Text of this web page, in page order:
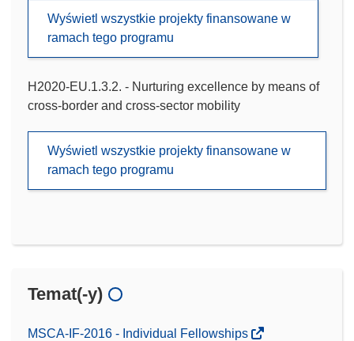
Wyświetl wszystkie projekty finansowane w
ramach tego programu
H2020-EU.1.3.2. - Nurturing excellence by means of
cross-border and cross-sector mobility
Wyświetl wszystkie projekty finansowane w
ramach tego programu
Temat(-y)
MSCA-IF-2016 - Individual Fellowships